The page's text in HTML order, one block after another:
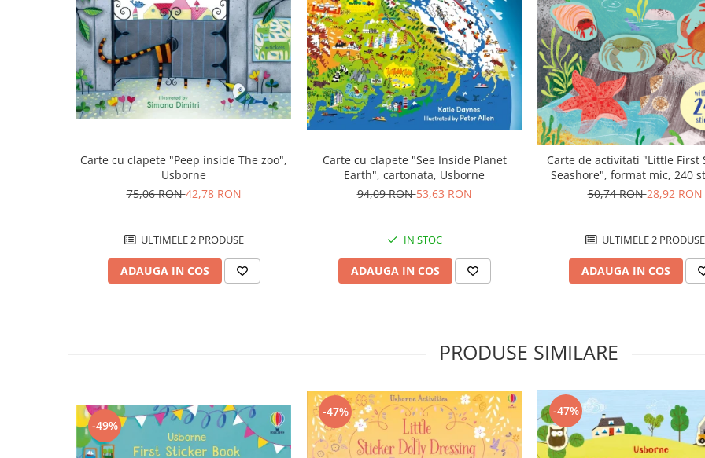
Carte cu clapete "Peep inside The zoo",
Usborne
75,06 RON42,78 RON
ULTIMELE 2 PRODUSE
ADAUGA IN COS
Carte cu clapete "See Inside Planet
Earth", cartonata, Usborne
94,09 RON53,63 RON
IN STOC
ADAUGA IN COS
Carte de activitati "Little First
Seashore", format mic, 240
Usborne
50,74 RON28,92 RON
ULTIMELE 2 PRODUSE
ADAUGA IN COS
PRODUSE SIMILARE
-49%
-47% -47%